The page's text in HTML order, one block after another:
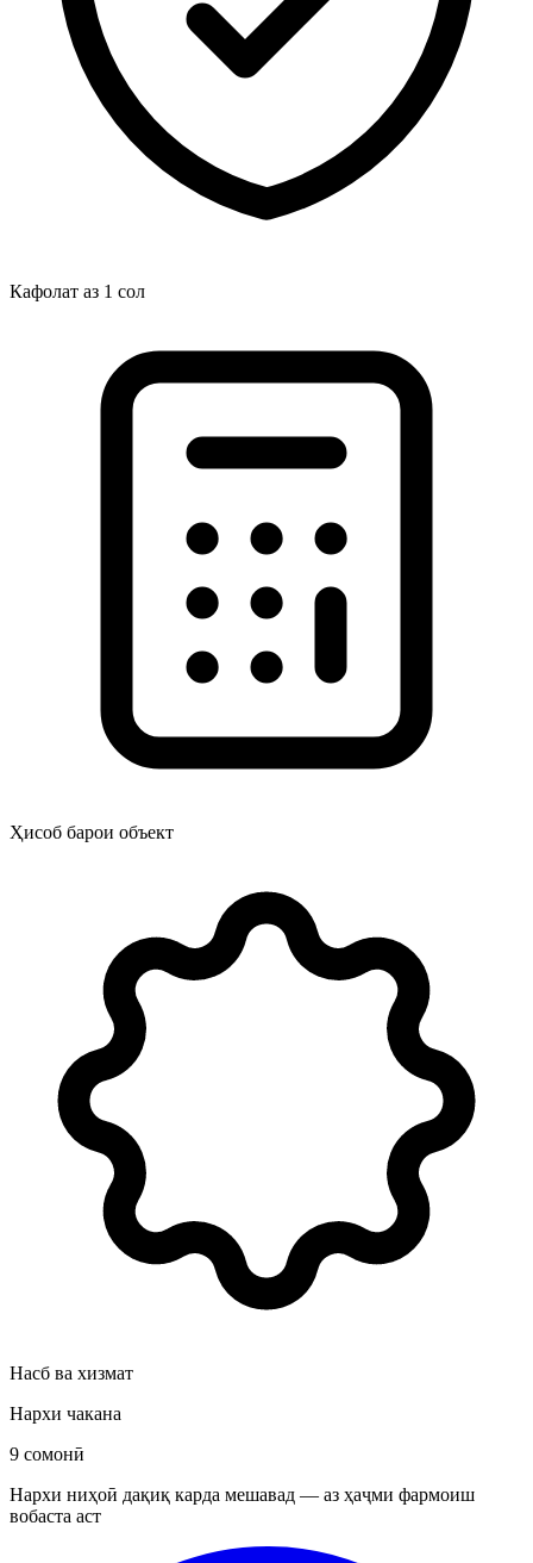
Кафолат аз 1 сол
Ҳисоб барои объект
Насб ва хизмат
Нархи чакана
9 сомонӣ
Нархи ниҳоӣ дақиқ карда мешавад — аз ҳаҷми фармоиш
вобаста аст